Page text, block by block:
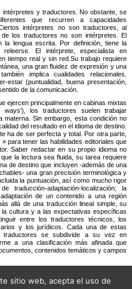
y traductores. No obstante, se
que recurren a capacidades
intérpretes no son traductores, al
los traductores no son intérpretes. El
la lengua escrita. Por definición, tiene la
El intérprete, especialista en
tiempo real y sin red.Su trabajo requiere
una gran fluidez de expresión y una
implica cualidades relacionales.
estar (puntualidad, buena presentación,
de la comunicación.
ejercen principalmente en cabinas mixtas
los traductores suelen trabajar
materna. Sin embargo, esta condición no
del resultado en el idioma de destino.
ha de ser perfecta y total. Por otra parte,
para tener las habilidades editoriales que
Saber redactar en su propio idioma no
la lectura sea fluida, su tarea requiere
de destino que incluyen -además de una
una gran precisión terminológica y
la puntuación, así como mucho rigor
traducción-adaptación-localización; la
de un contenido a una región
allá de una traducción lineal simple, su
cultura y a las expectativas específicas
entre los traductores técnicos, los
y los jurídicos. Cada una de estas
traductores se subdivide a su vez en
a una clasificación más afinada que
contenidos temáticos y campos
por las autoridades judiciales de
entre el intérprete jurado y el
sitio web, acepta el uso de